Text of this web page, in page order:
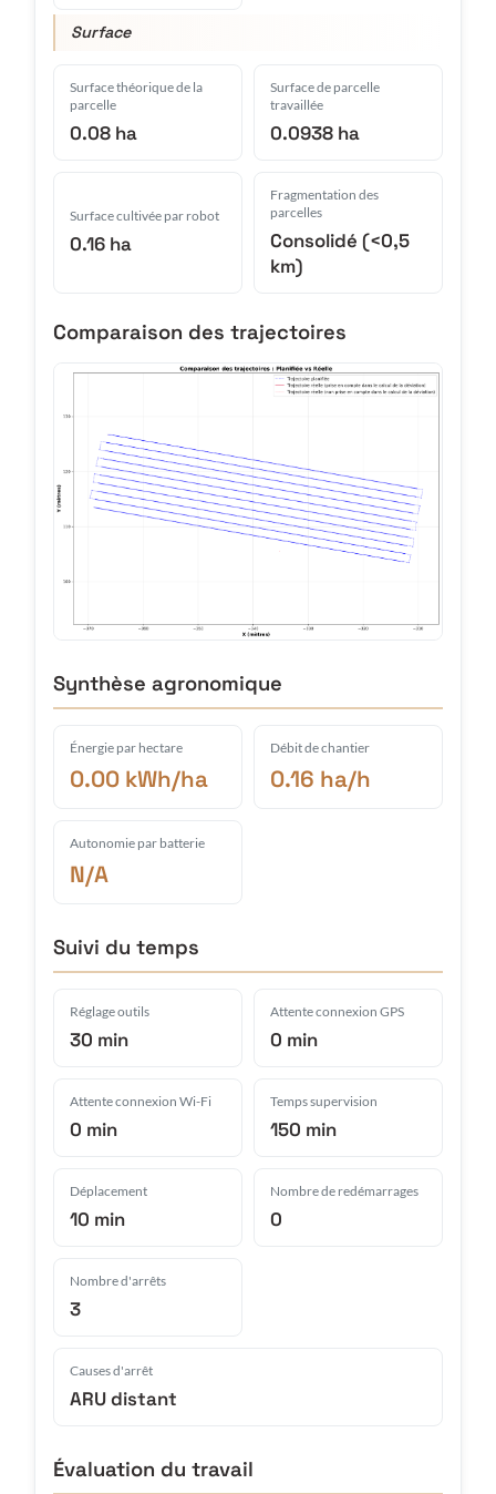
Surface
Surface théorique de la
parcelle
0.08 ha
Surface de parcelle
travaillée
0.0938 ha
Surface cultivée par robot
0.16 ha
Fragmentation des
parcelles
Consolidé (<0,5
km)
Comparaison des trajectoires
Synthèse agronomique
Énergie par hectare
0.00 kWh/ha
Débit de chantier
0.16 ha/h
Autonomie par batterie
N/A
Suivi du temps
Réglage outils
30 min
Attente connexion GPS
0 min
Attente connexion Wi-Fi
0 min
Temps supervision
150 min
Déplacement
10 min
Nombre de redémarrages
0
Nombre d'arrêts
3
Causes d'arrêt
ARU distant
Évaluation du travail